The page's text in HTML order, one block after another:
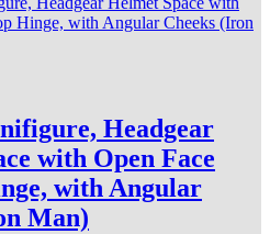
Headgear
with Open Face
with Angular
Man)